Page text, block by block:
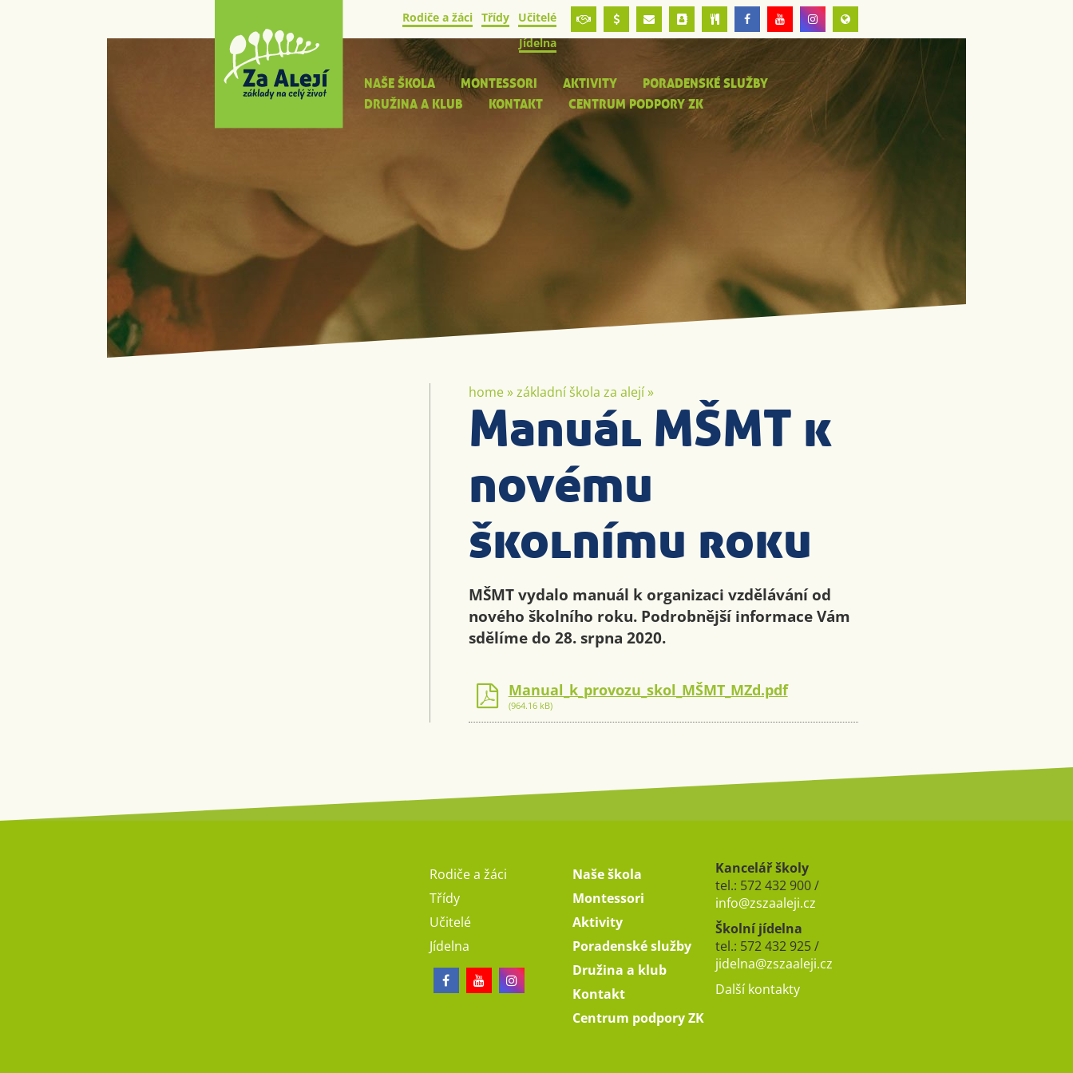
Rodiče a žáci Třídy
Učitelé
Jídelna
NAŠE ŠKOLA MONTESSORI AKTIVITY
PORADENSKÉ SLUŽBY
DRUŽINA A KLUB
KONTAKT CENTRUM PODPORY ZK
home»základní škola za alejí»
Manuál MŠMT k
novému
školnímu roku
MŠMT vydalo manuál k organizaci vzdělávání od
nového školního roku. Podrobnější informace Vám
sdělíme do 28. srpna 2020.
Manual_k_provozu_skol_MŠMT_MZd.pdf
(964.16 kB)
Rodiče a žáci
Třídy
Učitelé
Jídelna
Naše škola
Montessori
Aktivity
Poradenské služby
Družina a klub
Kontakt
Centrum podpory ZK
Kancelář školy
tel.: 572 432 900 /
info@zszaaleji.cz
Školní jídelna
tel.: 572 432 925 /
jidelna@zszaaleji.cz
Další kontakty